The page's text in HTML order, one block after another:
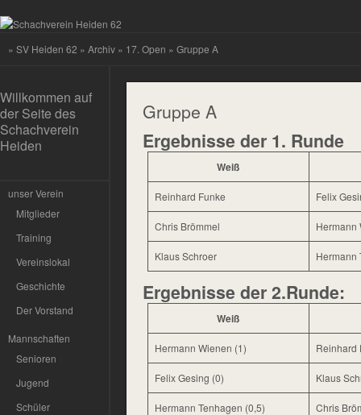
» SV Heiden 62 » Archiv » 17. Open » Gruppe A
Willkommen auf
der Seite des
Schachverein
Heiden
unser Verein
Mitglieder
Training
Vereinslokal
Geschichte
Der Vorstand
Mannschaften
Senioren
Jugend
Schüler
Gruppe A
Ergebnisse der 1. Runde
Weiß
Reinhard Funke Felix
Chris Brömmel Hermann
Klaus Schroer Hermann
Ergebnisse der 2.Runde:
Weiß
Hermann Wienen (1) Reinhard
Felix Gesing (0) Klaus
Hermann Tenhagen (0,5) Chris